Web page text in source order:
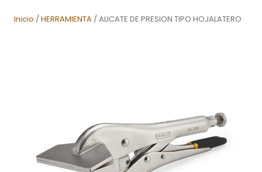
Inicio /HERRAMIENTA / ALICATE DE PRESION TIPO HOJALATERO